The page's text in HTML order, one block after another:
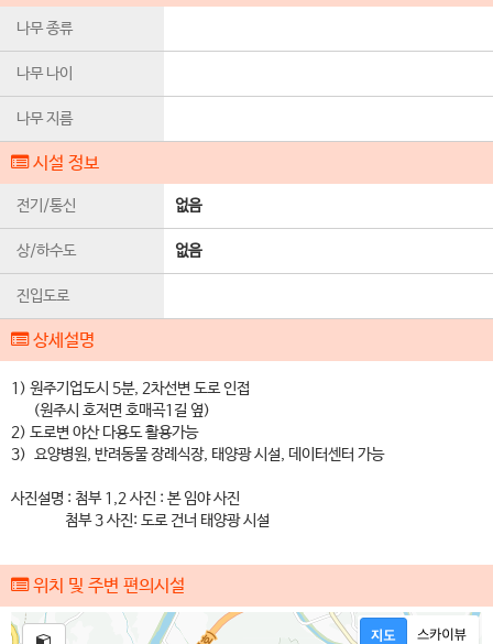
나무 종류
나무 나이
나무 지름
시설 정보
전기/통신 없음
상/하수도 없음
진입도로
상세설명
1) 원주기업도시 5분, 2차선변 도로 인접
(원주시 호저면 호매곡1길 옆)
2) 도로변 야산 다용도 활용가능
3) 요양병원, 반려동물 장례식장, 태양광 시설, 데이터센터 가능
사진설명 : 첨부 1,2 사진 : 본 임야 사진
첨부 3 사진: 도로 건너 태양광 시설
위치 및 주변 편의시설